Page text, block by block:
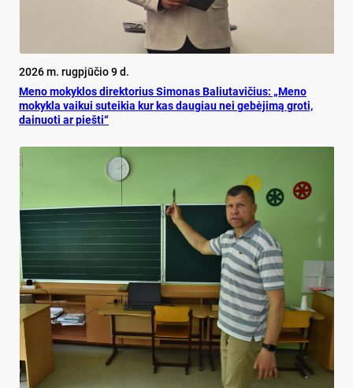
2026 m. rugpjūčio 9 d.
Meno mokyklos direktorius Simonas Baliutavičius: „Meno
mokykla vaikui suteikia kur kas daugiau nei gebėjimą groti,
dainuoti ar piešti“